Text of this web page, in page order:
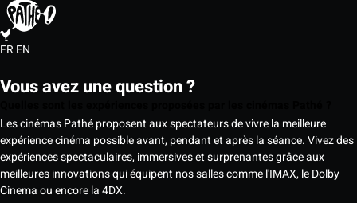
FREN
Vous avez une question ?
Les cinémas Pathé proposent aux spectateurs de vivre la meilleure
expérience cinéma possible avant, pendant et après la séance. Vivez des
expériences spectaculaires, immersives et surprenantes grâce aux
meilleures innovations qui équipent nos salles comme l'IMAX, le Dolby
Cinema ou encore la 4DX.